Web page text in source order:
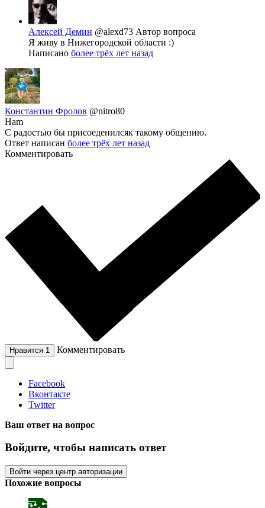
Алексей Демин @alexd73 Автор вопроса
Я живу в Нижегородской области :)
Написано более трёх лет назад
Константин Фролов @nitro80
Ham
C радостью бы присоеденилсяк такому общению.
Ответ написан более трёх лет назад
Комментировать
Нравится 1 Комментировать
Facebook
Вконтакте
Twitter
Ваш ответ на вопрос
Войдите, чтобы написать ответ
Войти через центр авторизации
Похожие вопросы